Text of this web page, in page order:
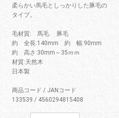
柔らかい馬毛としっかりした豚毛の
タイプ。
毛材質: 馬毛. 豚毛
約 全長:140mm 約 幅:90mm
約 高さ:30mm～35ｍｍ
材質:天然木
日本製
商品コード / JANコード
133539 / 4560294815408